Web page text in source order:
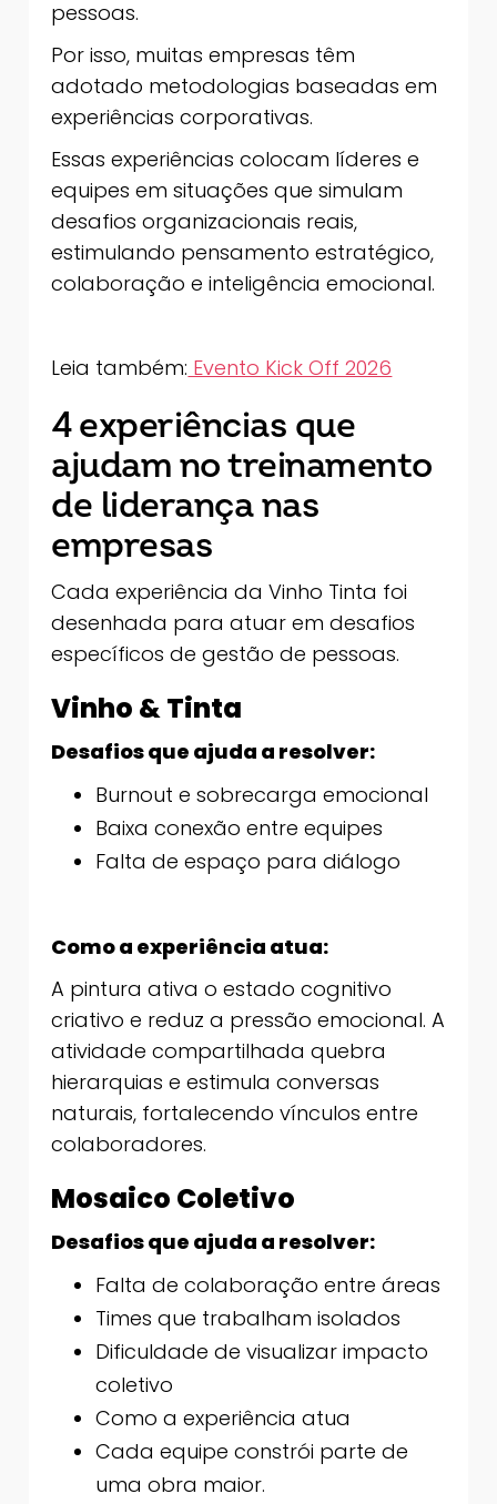
pessoas.
Por isso, muitas empresas têm
adotado metodologias baseadas em
experiências corporativas.
Essas experiências colocam líderes e
equipes em situações que simulam
desafios organizacionais reais,
estimulando pensamento estratégico,
colaboração e inteligência emocional.
Leia também: Evento Kick Off 2026
4 experiências que
ajudam no treinamento
de liderança nas
empresas
Cada experiência da Vinho Tinta foi
desenhada para atuar em desafios
específicos de gestão de pessoas.
Vinho & Tinta
Desafios que ajuda a resolver:
Burnout e sobrecarga emocional
Baixa conexão entre equipes
Falta de espaço para diálogo
Como a experiência atua:
A pintura ativa o estado cognitivo
criativo e reduz a pressão emocional. A
atividade compartilhada quebra
hierarquias e estimula conversas
naturais, fortalecendo vínculos entre
colaboradores.
Mosaico Coletivo
Desafios que ajuda a resolver:
Falta de colaboração entre áreas
Times que trabalham isolados
Dificuldade de visualizar impacto
coletivo
Como a experiência atua
Cada equipe constrói parte de
uma obra maior.